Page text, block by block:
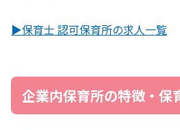
▶保育士 認可保育所の求人一覧
企業内保育所の特徴・保